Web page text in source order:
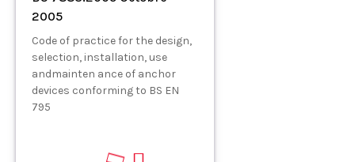
2005
Code of practice for the design,
selection, installation, use
andmainten ance of anchor
devices conforming to BS EN
795